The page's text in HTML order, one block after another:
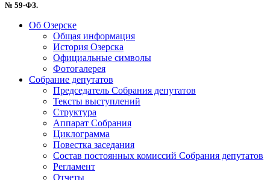
№ 59-ФЗ.
Об Озерске
Общая информация
История Озерска
Официальные символы
Фотогалерея
Собрание депутатов
Председатель Собрания депутатов
Тексты выступлений
Структура
Аппарат Собрания
Циклограмма
Повестка заседания
Состав постоянных комиссий Собрания депутатов
Регламент
Отчеты